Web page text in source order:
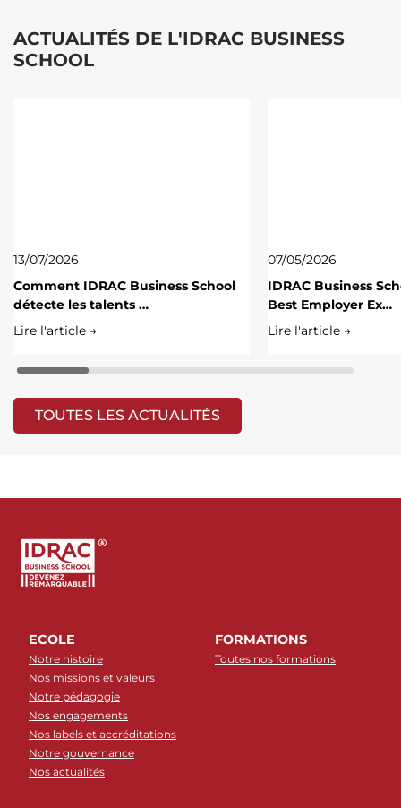
ACTUALITÉS DE L'IDRAC BUSINESS
SCHOOL
13/07/2026
Comment IDRAC Business School
détecte les talents …
Lire l'article →
07/05/2026
IDRAC Business
Best Employer Ex…
Lire l'article →
TOUTES LES ACTUALITÉS
ECOLE
Notre histoire
Nos missions et valeurs
Notre pédagogie
Nos engagements
Nos labels et accréditations
Notre gouvernance
Nos actualités
FORMATIONS
Toutes nos formations